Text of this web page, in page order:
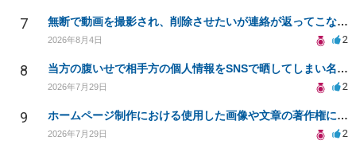
7 無断で動画を撮影され、削除させたいが連絡が返ってこない。
2026年8月4日 2
8 当方の腹いせで相手方の個人情報をSNSで晒してしまい名誉毀損させてしまったかもしれない
2026年7月29日 2
9 ホームページ制作における使用した画像や文章の著作権について
2026年7月29日 2